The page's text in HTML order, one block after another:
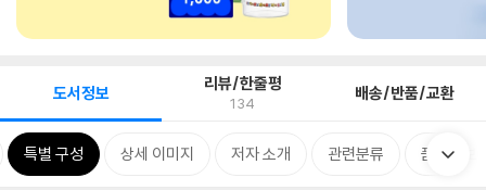
도서정보 리뷰/한줄평
134 배송/반품/교환
특별 구성 상세 이미지 저자 소개 관련분류 품목정보